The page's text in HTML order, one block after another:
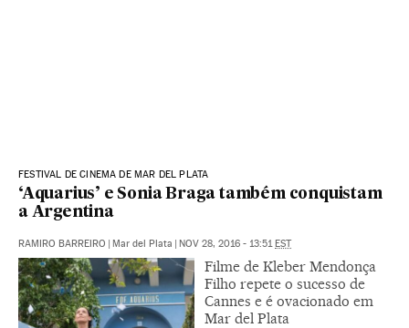
FESTIVAL DE CINEMA DE MAR DEL PLATA
‘Aquarius’ e Sonia Braga também conquistam
a Argentina
RAMIRO BARREIRO | Mar del Plata | NOV 28, 2016 - 13:51EST
Filme de Kleber Mendonça
Filho repete o sucesso de
Cannes e é ovacionado em
Mar del Plata